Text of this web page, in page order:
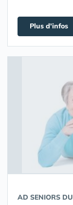
Plus d'infos
AD SENIORS